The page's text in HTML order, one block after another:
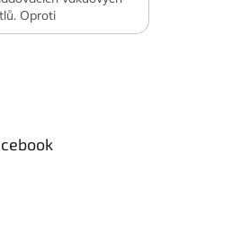
Oproti
nákupu